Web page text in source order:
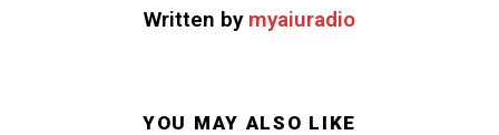
Written by myaiuradio
YOU MAY ALSO LIKE